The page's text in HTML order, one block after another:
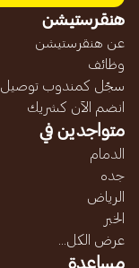
هنقرستيشن
عن هنقرستيشن
وظائف
سجّل كمندوب توصيل
انضم الآن كشريك
متواجدين في
الدمام
جده
الرياض
الخبر
عرض الكل...
مساعدة